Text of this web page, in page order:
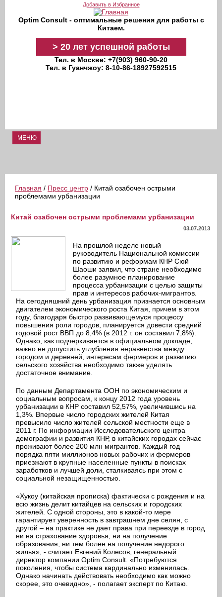
Перейти к основному содержаниюДобавить в Избранное
Optim Consult - оптимальные решения для работы с
Китаем.
> 20 летуспешной работы
Тел. в Москве: +7(903) 960-90-20
Тел. в Гуанчжоу: 8-10-86-18927592515
МЕНЮ
Главная / Пресс центр / Китай озабочен острыми
проблемами урбанизации
Китай озабочен острыми проблемами урбанизации
03.07.2013
На прошлой неделе новый
руководитель Национальной комиссии
по развитию и реформам КНР Сюй
Шаоши заявил, что стране необходимо
более разумное планирование
процесса урбанизации с целью защиты
прав и интересов рабочих-мигрантов.
На сегодняшний день урбанизация признается основным
двигателем экономического роста Китая, причем в этом
году, благодаря быстро развивающемуся процессу
повышения роли городов, планируется довести средний
годовой рост ВВП до 8,4% (в 2012 г. он составил 7,8%).
Однако, как подчеркивается в официальном докладе,
важно не допустить углубления неравенства между
городом и деревней, интересам фермеров и развитию
сельского хозяйства необходимо также уделять
достаточное внимание.
По данным Департамента ООН по экономическим и
социальным вопросам, к концу 2012 года уровень
урбанизации в КНР составил 52,57%, увеличившись на
1,3%. Впервые число городских жителей Китая
превысило число жителей сельской местности еще в
2011 г. По информации Исследовательского центра
демографии и развития КНР, в китайских городах сейчас
проживают более 200 млн мигрантов. Каждый год
порядка пяти миллионов новых рабочих и фермеров
приезжают в крупные населенные пункты в поисках
заработков и лучшей доли, сталкиваясь при этом с
социальной незащищенностью.
«Хукоу (китайская прописка) фактически с рождения и на
всю жизнь делит китайцев на сельских и городских
жителей. С одной стороны, это в какой-то мере
гарантирует уверенность в завтрашнем дне селян, с
другой – на практике не дает права при переезде в город
ни на страхование здоровья, ни на получение
образования, ни тем более на получение недорого
жилья», - считает Евгений Колесов, генеральный
директор компании Optim Consult. «Потребуются
поколения, чтобы система кардинально изменилась.
Однако начинать действовать необходимо как можно
скорее, это очевидно», - полагает эксперт по Китаю.